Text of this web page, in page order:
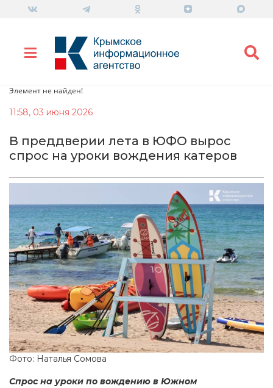
Элемент не найден!
11:58, 03 июня 2026
В преддверии лета в ЮФО вырос
спрос на уроки вождения катеров
Фото: Наталья Сомова
Спрос на уроки по вождению в Южном